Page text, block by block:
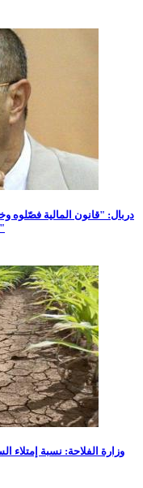
دربال: "قانون المالية فصّلوه
رئاسية مبكرة من بين أهم الحلول للأزمة السياسية"